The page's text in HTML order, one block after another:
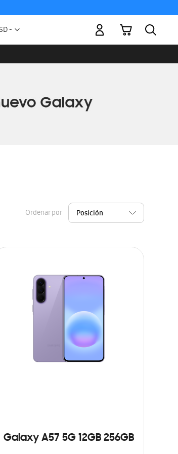
Moneda
-
Mi carrito
Ordenar por
Galaxy A57 5G 12GB 256GB